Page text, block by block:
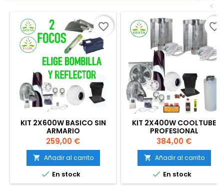
<
KIT 2X600W BASICO SIN
ARMARIO
Precio
259,00 €
 Añadir al carrito
 En stock
favorite_border
KIT 2X400W COOLTUBE
PROFESIONAL
Precio
384,00 €
 Añadir al carrito
 En stock
favorite_border